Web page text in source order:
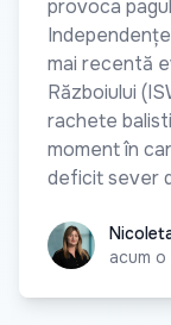
provoca
mai recentă
Războiului
rachete
moment în
deficit sever
Nicoleta
acum